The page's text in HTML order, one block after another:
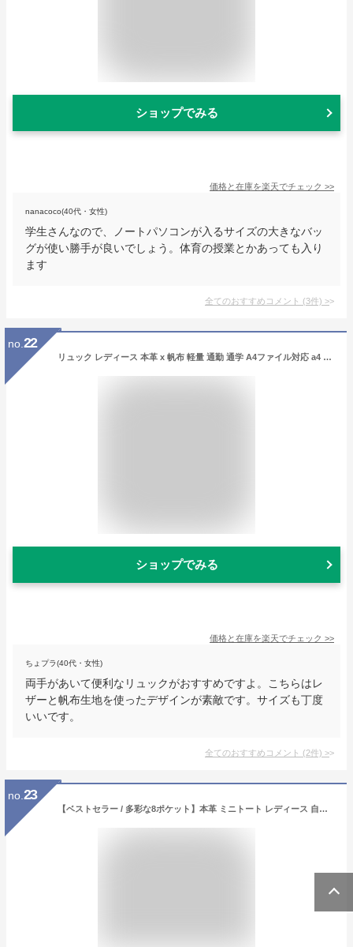
ショップでみる
価格と在庫を楽天でチェック >>
nanacoco(40代・女性)
学生さんなので、ノートパソコンが入るサイズの大きなバッ
グが使い勝手が良いでしょう。体育の授業とかあっても入り
ます
全てのおすすめコメント (3件) >
no. 22
リュック レディース 本革 x 帆布 軽量 通勤 通学 A4ファイル対応 a4 本革 バックパック レディース バッグ フォーマル カジュアル おしゃれ かわいい 20代 30代 40代 50代 180927【グッシオレザー】 グッシオイタリー
ショップでみる
価格と在庫を楽天でチェック >>
ちょプラ(40代・女性)
両手があいて便利なリュックがおすすめですよ。こちらはレ
ザーと帆布生地を使ったデザインが素敵です。サイズも丁度
いいです。
全てのおすすめコメント (2件) >
no. 23
【ベストセラー / 多彩な8ポケット】本革 ミニトート レディース 自立 仕切り 肩掛け B5 小さめ ミニトート 斜め掛け トートバッグ ショルダートート 牛本革 小さめ レザー 鞄 かわいい おしゃれ ハンドバッグ 大容量 マザーズバッグ カバン バッグ ブランド 通勤 / RT2